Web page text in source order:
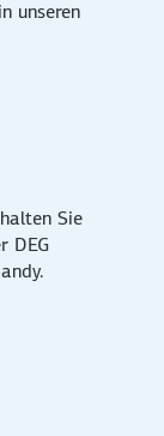
unseren
Sie
DEG